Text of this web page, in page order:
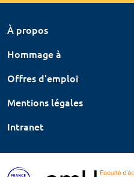
À propos
Hommage à
Offres d'emploi
Mentions légales
Intranet